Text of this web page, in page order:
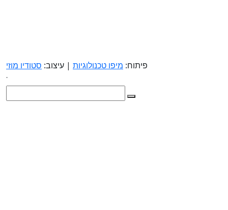
פיתוח: מיפו טכנולוגיות | עיצוב: סטודיו מוזי
.